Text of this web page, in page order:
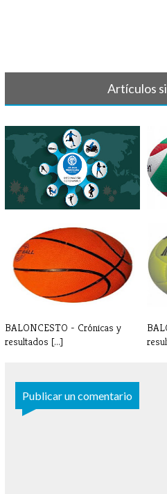
Artículos
INFORMACIÓN
CORONAVIRUS -
PARAESCOL[...]
BALONCESTO - Crónicas y
resultados [...]
Publicar un comentario